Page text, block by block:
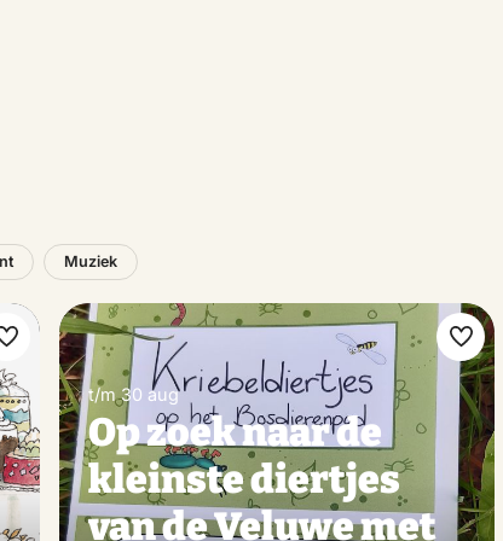
Muziek
Maak
favoriet t/m 30 aug
Op zoek naar de
kleinste diertjes
van de Veluwe met